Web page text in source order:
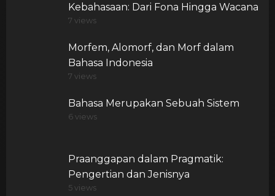
Kebahasaan: Dari Fona Hingga Wacana
7 views
Morfem, Alomorf, dan Morf dalam
Bahasa Indonesia
7 views
Bahasa Merupakan Sebuah Sistem
6 views
Praanggapan dalam Pragmatik:
Pengertian dan Jenisnya
5 views